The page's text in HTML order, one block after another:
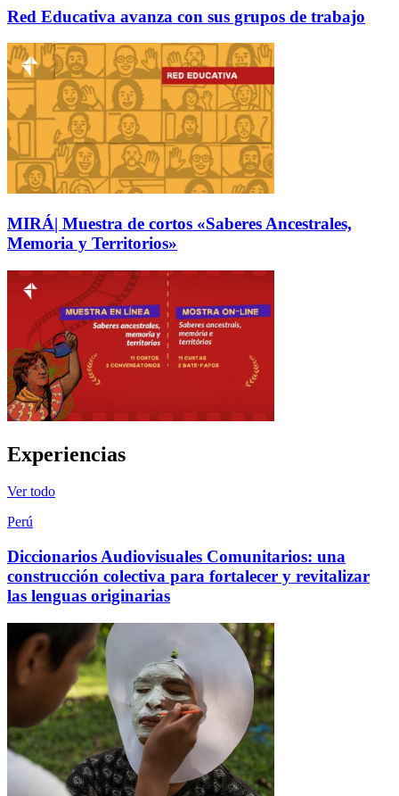
Red Educativa avanza con sus grupos de trabajo
MIRÁ| Muestra de cortos «Saberes Ancestrales,
Memoria y Territorios»
Experiencias
Ver todo
Perú
Diccionarios Audiovisuales Comunitarios: una
construcción colectiva para fortalecer y revitalizar
las lenguas originarias